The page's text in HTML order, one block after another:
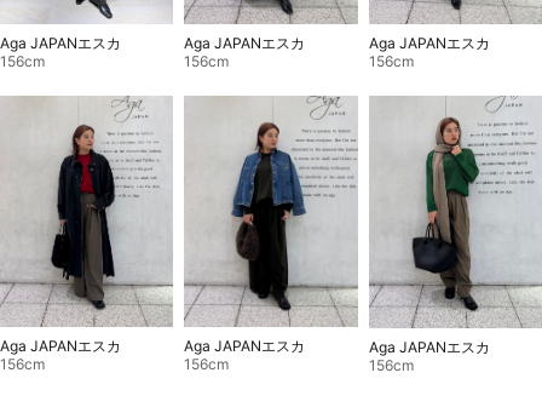
Aga JAPANエスカ
156cm
Aga JAPANエスカ
156cm
Aga JAPANエスカ
156cm
Aga JAPANエスカ
156cm
Aga JAPANエスカ
156cm
Aga JAPANエスカ
156cm